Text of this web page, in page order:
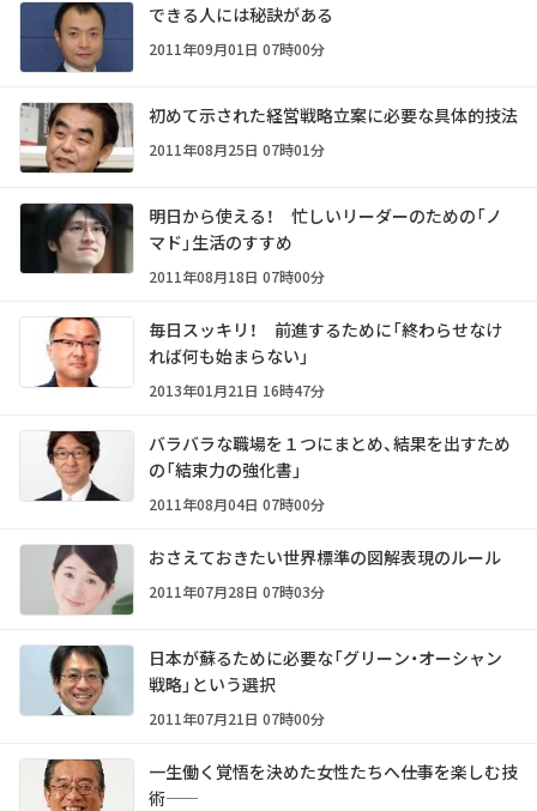
できる人には秘訣がある
2011年09月01日 07時00分
初めて示された経営戦略立案に必要な具体的技法
2011年08月25日 07時01分
明日から使える！ 忙しいリーダーのための「ノ
マド」生活のすすめ
2011年08月18日 07時00分
毎日スッキリ！ 前進するために「終わらせなけ
れば何も始まらない」
2013年01月21日 16時47分
バラバラな職場を１つにまとめ、結果を出すため
の「結束力の強化書」
2011年08月04日 07時00分
おさえておきたい世界標準の図解表現のルール
2011年07月28日 07時03分
日本が蘇るために必要な「グリーン・オーシャン
戦略」という選択
2011年07月21日 07時00分
一生働く覚悟を決めた女性たちへ――仕事を楽しむ技
術――